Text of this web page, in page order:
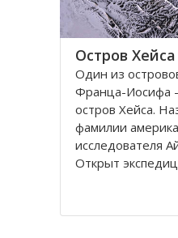
Остров Хейса
Один из
Франца-Иосифа
остров Хейса.
фамилии
исследователя
Открыт
широты, в самых